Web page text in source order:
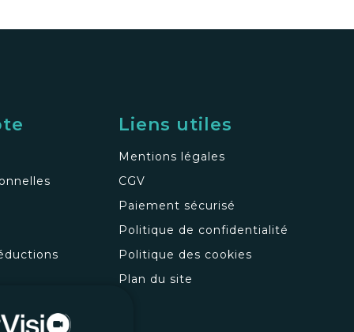
Liens utiles
Mentions légales
CGV
Paiement sécurisé
Politique de confidentialité
Politique des cookies
Plan du site